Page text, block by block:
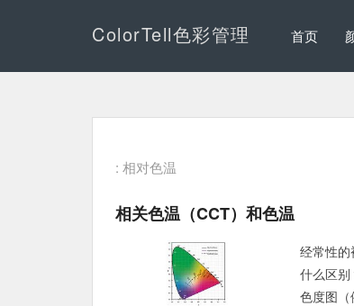
ColorTell色彩管理 首页
: 相对色温
相关色温（CCT）和色温
经常性
什么区
色度图